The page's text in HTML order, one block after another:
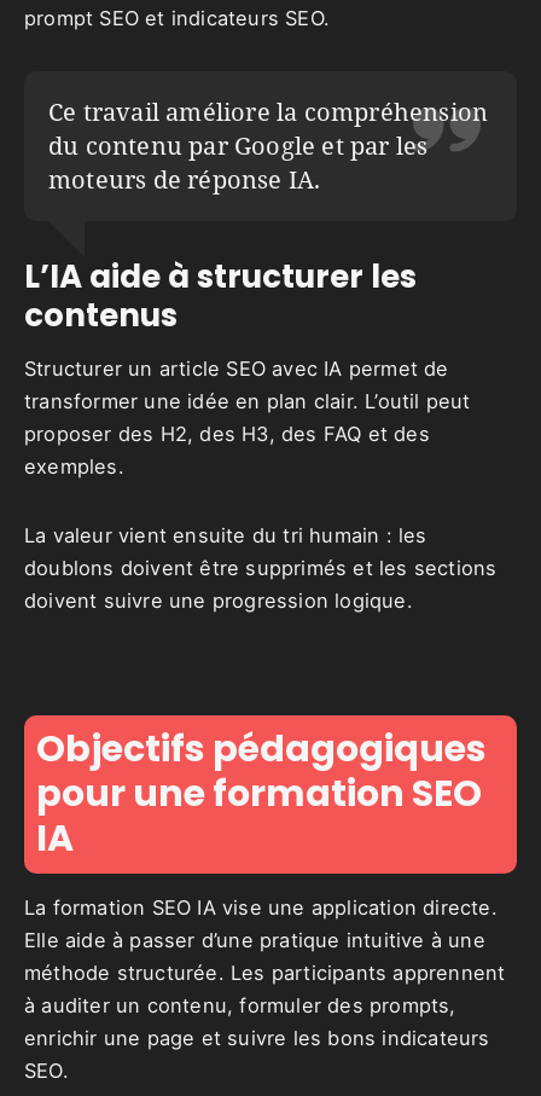
prompt SEO et indicateurs SEO.
Ce travail améliore la compréhension
du contenu par Google et par les
moteurs de réponse IA.
L’IA aide à structurer les
contenus
Structurer un article SEO avec IA permet de
transformer une idée en plan clair. L’outil peut
proposer des H2, des H3, des FAQ et des
exemples.
La valeur vient ensuite du tri humain : les
doublons doivent être supprimés et les sections
doivent suivre une progression logique.
Objectifs pédagogiques
pour une formation SEO
IA
La formation SEO IA vise une application directe.
Elle aide à passer d’une pratique intuitive à une
méthode structurée. Les participants apprennent
à auditer un contenu, formuler des prompts,
enrichir une page et suivre les bons indicateurs
SEO.